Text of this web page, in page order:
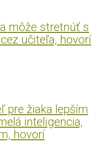
môže stretnúť s
učiteľa, hovorí
pre žiaka lepším
inteligencia,
hovorí